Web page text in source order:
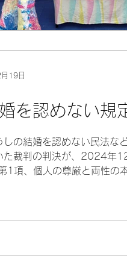
を認めない
しの結婚を認めない民法な
た裁判の判決が、2024年
1項、個人の尊厳と両性の
19日